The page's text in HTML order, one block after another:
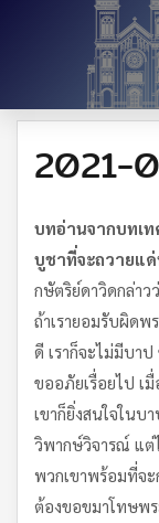
2021-
บทอ่านจากบทเ
บูชาที่จะถวายแด่
กษัตริย์ดาวิดกล่าว
ถ้าเรายอมรับผิดพ
ดี เราก็จะไม่มีบาป
ขออภัยเรื่อยไป เ
เขาก็ยิ่งสนใจในบ
วิพากษ์วิจารณ์ แต่
พวกเขาพร้อมที่จะ
ต้องขอขมาโทษพร